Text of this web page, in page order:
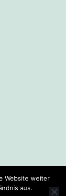
Website weiter
aus.